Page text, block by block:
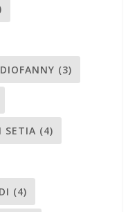
DIOFANNY (3)
SETIA (4)
(4)